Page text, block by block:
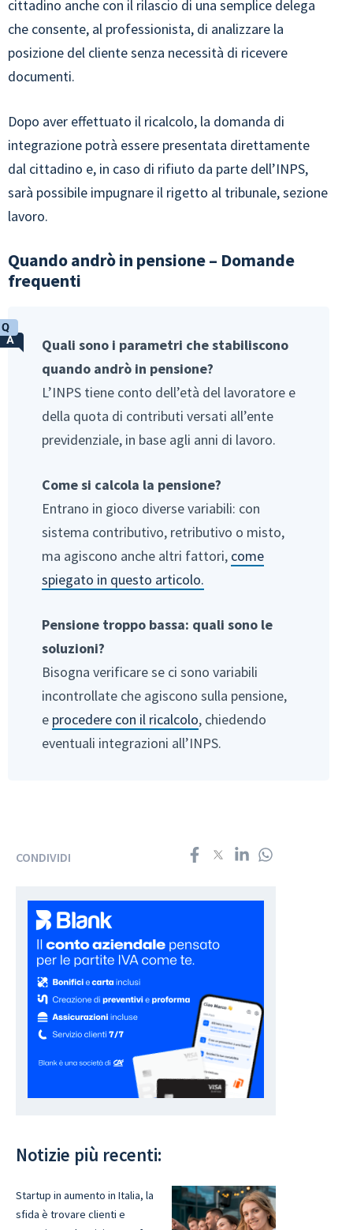
cittadino anche con il rilascio di una semplice delega
che consente, al professionista, di analizzare la
posizione del cliente senza necessità di ricevere
documenti.
Dopo aver effettuato il ricalcolo, la domanda di
integrazione potrà essere presentata direttamente
dal cittadino e, in caso di rifiuto da parte dell’INPS,
sarà possibile impugnare il rigetto al tribunale, sezione
lavoro.
Quando andrò in pensione – Domande
frequenti
Quali sono i parametri che stabiliscono
quando andrò in pensione?
L’INPS tiene conto dell’età del lavoratore e
della quota di contributi versati all’ente
previdenziale, in base agli anni di lavoro.
Come si calcola la pensione?
Entrano in gioco diverse variabili: con
sistema contributivo, retributivo o misto,
ma agiscono anche altri fattori, come
spiegato in questo articolo.
Pensione troppo bassa: quali sono le
soluzioni?
Bisogna verificare se ci sono variabili
incontrollate che agiscono sulla pensione,
e procedere con il ricalcolo, chiedendo
eventuali integrazioni all’INPS.
CONDIVIDI
Notizie più recenti:
Startup in aumento in Italia, la
sfida è trovare clienti e